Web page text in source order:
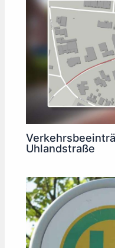
Uhlandstraße